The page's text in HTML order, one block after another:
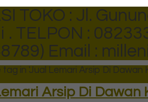
TOKO : Jl.
. TELPON :
Email :
tag in 'Jual Lemari Arsip Di Dawan
Arsip Di Dawan